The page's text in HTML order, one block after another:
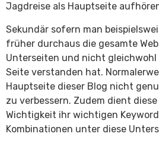
Jagdreise als Hauptseite
Sekundär sofern man
früher durchaus die gesamte
Unterseiten und nicht
Seite verstanden hat.
Hauptseite dieser Blog nicht
zu verbessern. Zudem dient
Wichtigkeit ihr wichtigen
Kombinationen unter diese